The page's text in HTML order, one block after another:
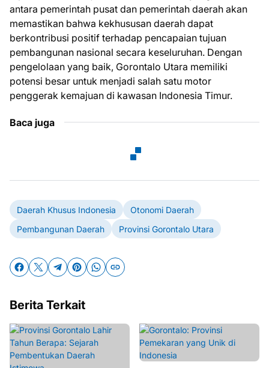
antara pemerintah pusat dan pemerintah daerah akan
memastikan bahwa kekhususan daerah dapat
berkontribusi positif terhadap pencapaian tujuan
pembangunan nasional secara keseluruhan. Dengan
pengelolaan yang baik, Gorontalo Utara memiliki
potensi besar untuk menjadi salah satu motor
penggerak kemajuan di kawasan Indonesia Timur.
Baca juga
Daerah Khusus Indonesia
Otonomi Daerah
Pembangunan Daerah
Provinsi Gorontalo Utara
Berita Terkait